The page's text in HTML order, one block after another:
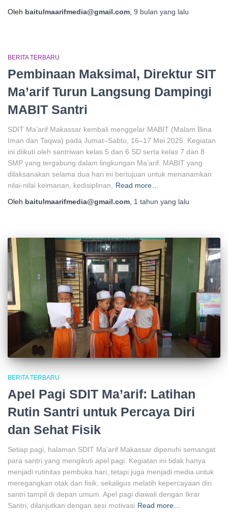
Oleh baitulmaarifmedia@gmail.com 9 bulan yang lalu
BERITA TERBARU
Pembinaan Maksimal, Direktur SIT
Ma’arif Turun Langsung Dampingi
MABIT Santri
SDIT Ma’arif Makassar kembali menggelar MABIT (Malam Bina
Iman dan Taqwa) pada Jumat–Sabtu, 16–17 Mei 2025. Kegiatan
ini diikuti oleh santriwan kelas 5 dan 6 SD serta kelas 7 dan 8
SMP yang tergabung dalam lingkungan Ma’arif. MABIT yang
dilaksanakan selama dua hari ini bertujuan untuk menanamkan
nilai-nilai keimanan, kedisiplinan,
Read more…
Oleh baitulmaarifmedia@gmail.com 1 tahun yang lalu
BERITA TERBARU
Apel Pagi SDIT Ma’arif: Latihan
Rutin Santri untuk Percaya Diri
dan Sehat Fisik
Setiap pagi, halaman SDIT Ma’arif Makassar dipenuhi semangat
para santri yang mengikuti apel pagi. Kegiatan ini tidak hanya
menjadi rutinitas pembuka hari, tetapi juga menjadi media untuk
meregangkan otak dan fisik, sekaligus melatih kepercayaan diri
santri tampil di depan umum. Apel pagi diawali dengan Ikrar
Santri, dilanjutkan dengan sesi motivasi Read more…